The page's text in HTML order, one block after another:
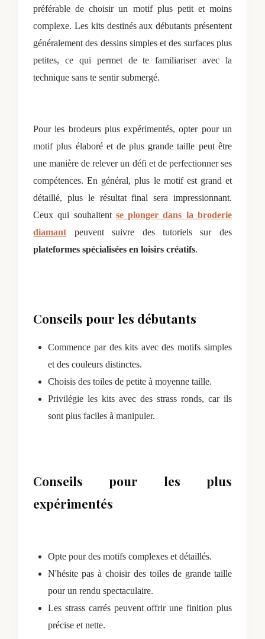
préférable de choisir un motif plus petit et moins
complexe. Les kits destinés aux débutants présentent
généralement des dessins simples et des surfaces plus
petites, ce qui permet de te familiariser avec la
technique sans te sentir submergé.
Pour les brodeurs plus expérimentés, opter pour un
motif plus élaboré et de plus grande taille peut être
une manière de relever un défi et de perfectionner ses
compétences. En général, plus le motif est grand et
détaillé, plus le résultat final sera impressionnant.
Ceux qui souhaitent se plonger dans la broderie
diamant peuvent suivre des tutoriels sur des
plateformes spécialisées en loisirs créatifs.
Conseils pour les débutants
Commence par des kits avec des motifs simples
et des couleurs distinctes.
Choisis des toiles de petite à moyenne taille.
Privilégie les kits avec des strass ronds, car ils
sont plus faciles à manipuler.
Conseils pour les plus
expérimentés
Opte pour des motifs complexes et détaillés.
N'hésite pas à choisir des toiles de grande taille
pour un rendu spectaculaire.
Les strass carrés peuvent offrir une finition plus
précise et nette.